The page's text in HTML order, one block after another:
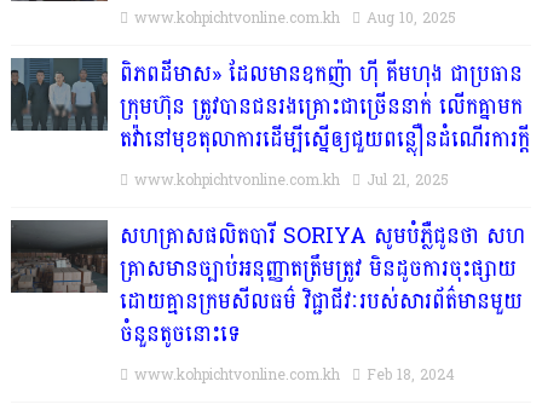
www.kohpichtvonline.com.kh Aug 10, 2025
ពិភពដីមាស» ដែលមានឧកញ៉ា ហ៊ី គីមហុង ជាប្រធាន
ក្រុមហ៊ុន ត្រូវបានជនរងគ្រោះជាច្រើននាក់ លើកគ្នាមក
តវ៉ានៅមុខតុលាការដើម្បីស្នើឲ្យជួយពន្លឿនដំណើរការក្ដី
www.kohpichtvonline.com.kh Jul 21, 2025
សហគ្រាសផលិតបារី SORIYA សូមបំភ្លឺជូនថា សហ
គ្រាសមានច្បាប់អនុញ្ញាតត្រឹមត្រូវ មិនដូចការចុះផ្សាយ
ដោយគ្មានក្រមសីលធម៌ វិជ្ជាជីវៈរបស់សារព័ត៌មានមួយ
ចំនួនតូចនោះទេ
www.kohpichtvonline.com.kh Feb 18, 2024